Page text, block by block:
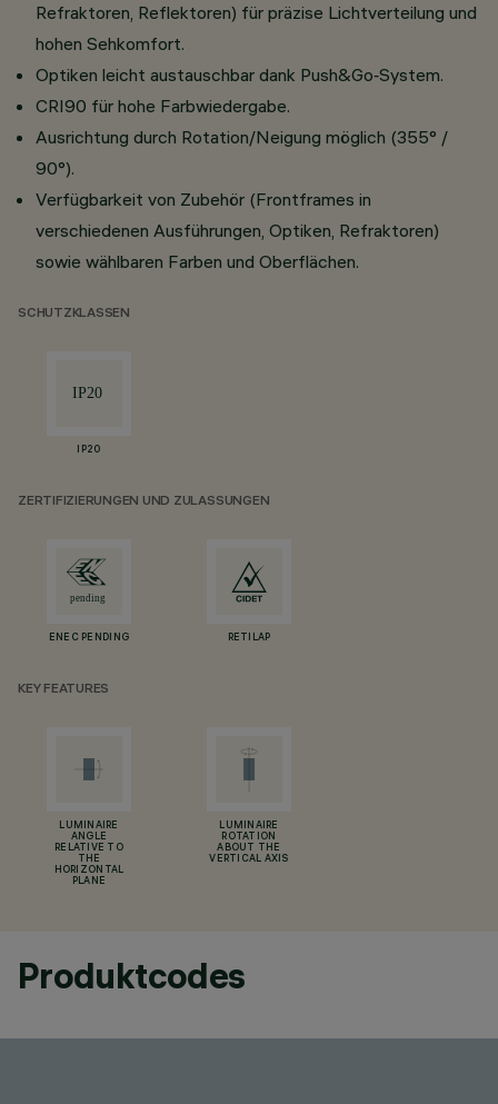
Refraktoren, Reflektoren) für präzise Lichtverteilung und
hohen Sehkomfort.
Optiken leicht austauschbar dank Push&Go‑System.
CRI90 für hohe Farbwiedergabe.
Ausrichtung durch Rotation/Neigung möglich (355° /
90°).
Verfügbarkeit von Zubehör (Frontframes in
verschiedenen Ausführungen, Optiken, Refraktoren)
sowie wählbaren Farben und Oberflächen.
SCHUTZKLASSEN
IP20
ZERTIFIZIERUNGEN UND ZULASSUNGEN
ENEC PENDING RETILAP
KEY FEATURES
LUMINAIRE
ANGLE
RELATIVE TO
THE
HORIZONTAL
PLANE
LUMINAIRE
ROTATION
ABOUT THE
VERTICAL AXIS
Produktcodes